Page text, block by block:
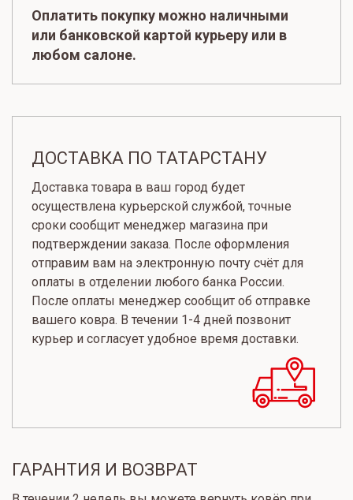
Оплатить покупку можно наличными
или банковской картой курьеру или в
любом салоне.
ДОСТАВКА ПО ТАТАРСТАНУ
Доставка товара в ваш город будет
осуществлена курьерской службой, точные
сроки сообщит менеджер магазина при
подтверждении заказа. После оформления
отправим вам на электронную почту счёт для
оплаты в отделении любого банка России.
После оплаты менеджер сообщит об отправке
вашего ковра. В течении 1-4 дней позвонит
курьер и согласует удобное время доставки.
ГАРАНТИЯ И ВОЗВРАТ